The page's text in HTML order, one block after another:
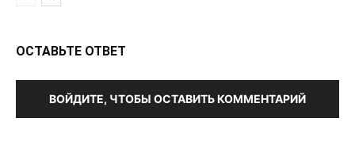
ОСТАВЬТЕ ОТВЕТ
ВОЙДИТЕ, ЧТОБЫ ОСТАВИТЬ КОММЕНТАРИЙ